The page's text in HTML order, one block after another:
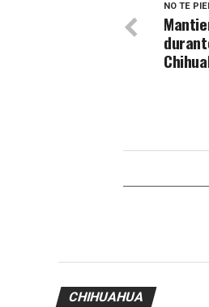
NO TE
CHIHUAHUA